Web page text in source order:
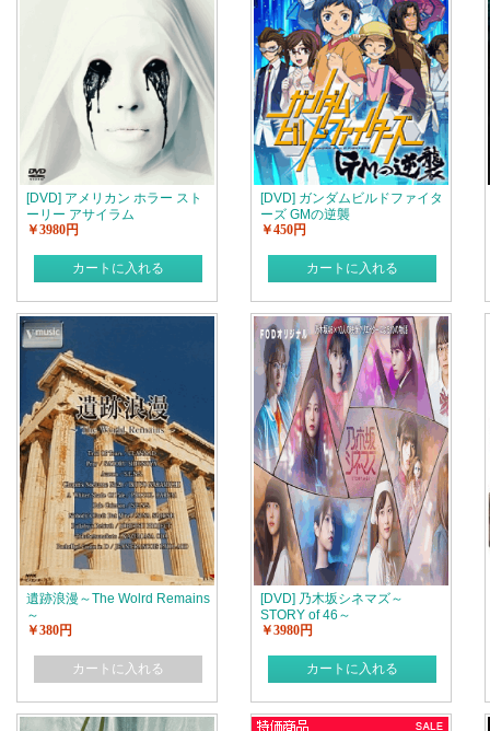
[DVD] アメリカン ホラー スト
ーリー アサイラム
￥3980円
カートに入れる
[DVD] ガンダムビルドファイタ
ーズ GMの逆襲
￥450円
カートに入れる
遺跡浪漫～The Wolrd Remains
～
￥380円
カートに入れる
[DVD] 乃木坂シネマズ～
STORY of 46～
￥3980円
カートに入れる